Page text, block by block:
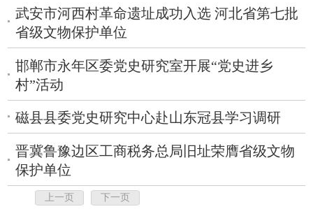
武安市河西村革命遗址成功入选 河北省第七批
省级文物保护单位
邯郸市永年区委党史研究室开展“党史进乡
村”活动
磁县县委党史研究中心赴山东冠县学习调研
晋冀鲁豫边区工商税务总局旧址荣膺省级文物
保护单位
上一页 下一页